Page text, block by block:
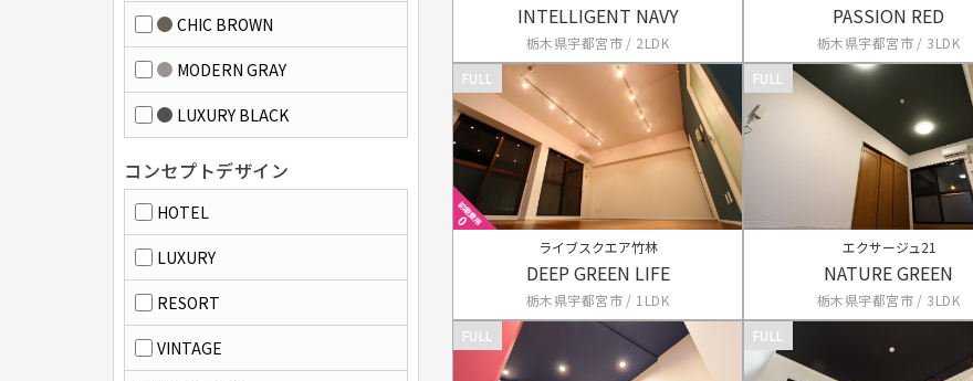
INTELLIGENT NAVY
栃木県宇都宮市 / 2LDK
PASSION RED
栃木県宇都宮市 / 3LDK
FULL
ライブスクエア竹林
DEEP GREEN LIFE
栃木県宇都宮市 / 1LDK
FULL
エクサージュ21
NATURE GREEN
栃木県宇都宮市 / 3LDK
FULL
FULL
CHIC BROWN
MODERN GRAY
LUXURY BLACK
コンセプトデザイン
HOTEL
LUXURY
RESORT
VINTAGE